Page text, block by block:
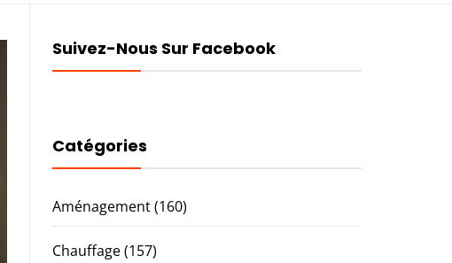
Suivez-Nous Sur Facebook
Catégories
Aménagement(160)
Chauffage(157)